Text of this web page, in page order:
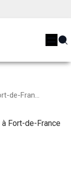
Les 10 Meilleures Agences de Marketing à Fort-de-France [2024]